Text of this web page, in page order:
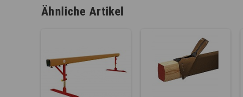
Ähnliche Artikel